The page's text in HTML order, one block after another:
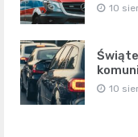
10
10